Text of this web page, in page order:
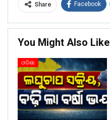
Share Facebook
You Might Also Like
ଓଡିଶା